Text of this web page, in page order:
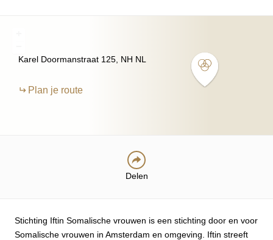
Karel Doormanstraat 125 NH NL
Plan je route
Delen
Stichting Iftin Somalische vrouwen is een stichting door en voor
Somalische vrouwen in Amsterdam en omgeving. Iftin streeft